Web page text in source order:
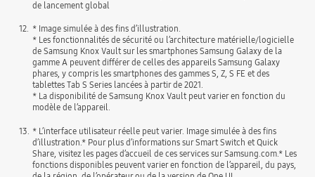
de lancement global
12. * Image simulée à des fins d’illustration.
* Les fonctionnalités de sécurité ou l’architecture matérielle/logicielle
de Samsung Knox Vault sur les smartphones Samsung Galaxy de la
gamme A peuvent différer de celles des appareils Samsung Galaxy
phares, y compris les smartphones des gammes S, Z, S FE et des
tablettes Tab S Series lancées à partir de 2021.
* La disponibilité de Samsung Knox Vault peut varier en fonction du
modèle de l’appareil.
13. * L’interface utilisateur réelle peut varier. Image simulée à des fins
d’illustration.* Pour plus d’informations sur Smart Switch et Quick
Share, visitez les pages d’accueil de ces services sur Samsung.com.* Les
fonctions disponibles peuvent varier en fonction de l’appareil, du pays,